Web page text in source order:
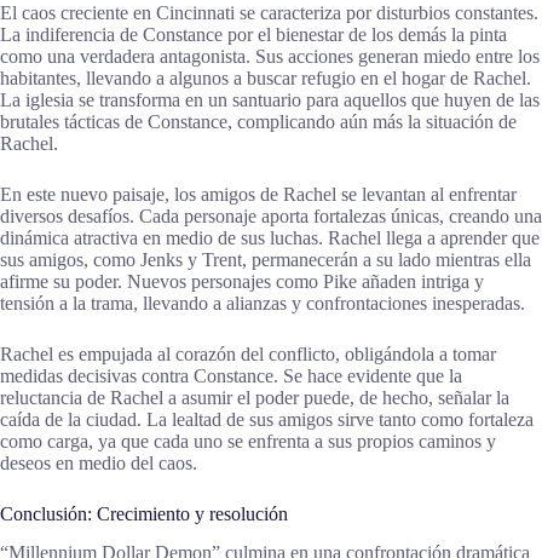
El caos creciente en Cincinnati se caracteriza por disturbios constantes.
La indiferencia de Constance por el bienestar de los demás la pinta
como una verdadera antagonista. Sus acciones generan miedo entre los
habitantes, llevando a algunos a buscar refugio en el hogar de Rachel.
La iglesia se transforma en un santuario para aquellos que huyen de las
brutales tácticas de Constance, complicando aún más la situación de
Rachel.
En este nuevo paisaje, los amigos de Rachel se levantan al enfrentar
diversos desafíos. Cada personaje aporta fortalezas únicas, creando una
dinámica atractiva en medio de sus luchas. Rachel llega a aprender que
sus amigos, como Jenks y Trent, permanecerán a su lado mientras ella
afirme su poder. Nuevos personajes como Pike añaden intriga y
tensión a la trama, llevando a alianzas y confrontaciones inesperadas.
Rachel es empujada al corazón del conflicto, obligándola a tomar
medidas decisivas contra Constance. Se hace evidente que la
reluctancia de Rachel a asumir el poder puede, de hecho, señalar la
caída de la ciudad. La lealtad de sus amigos sirve tanto como fortaleza
como carga, ya que cada uno se enfrenta a sus propios caminos y
deseos en medio del caos.
Conclusión: Crecimiento y resolución
“Millennium Dollar Demon” culmina en una confrontación dramática